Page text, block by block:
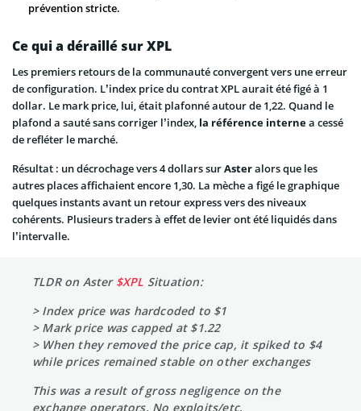
prévention stricte.
Ce qui a déraillé sur XPL
Les premiers retours de la communauté convergent vers une erreur
de configuration. L’index price du contrat XPL aurait été figé à 1
dollar. Le mark price, lui, était plafonné autour de 1,22. Quand le
plafond a sauté sans corriger l’index, la référence internea cessé
de refléter le marché.
Résultat : un décrochage vers 4 dollars surAsteralors que les
autres places affichaient encore 1,30. La mèche a figé le graphique
quelques instants avant un retour express vers des niveaux
cohérents. Plusieurs traders à effet de levier ont été liquidés dans
l’intervalle.
TLDR on Aster $XPL Situation:
> Index price was hardcoded to $1
> Mark price was capped at $1.22
> When they removed the price cap, it spiked to $4
while prices remained stable on other exchanges
This was a result of gross negligence on the
exchange operators. No exploits/etc.